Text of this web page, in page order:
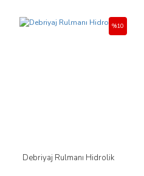
Debriyaj Rulmanı Hidrolik
%10